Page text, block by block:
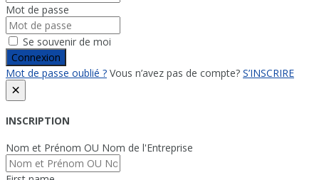
Mot de passe
Se souvenir de moi
Connexion
Mot de passe oublié ? Vous n’avez pas de compte? S’INSCRIRE
×
INSCRIPTION
Nom et Prénom OU Nom de l'Entreprise